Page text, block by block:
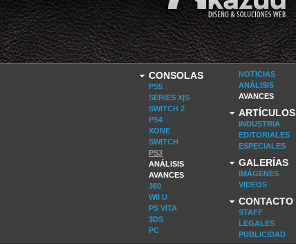
CONSOLAS
PS5
SERIES X|S
SWITCH 2
PS4
XONE
SWITCH
PS3
ANÁLISIS
AVANCES
360
WII U
PS VITA
3DS
PC
NOTICIAS
ANÁLISIS
AVANCES
ARTÍCULOS
INDUSTRIA
EDITORIALES
ESPECIALES
GALERÍAS
IMÁGENES
VIDEOS
CONTACTO
STAFF
LEGALES
PUBLICIDAD